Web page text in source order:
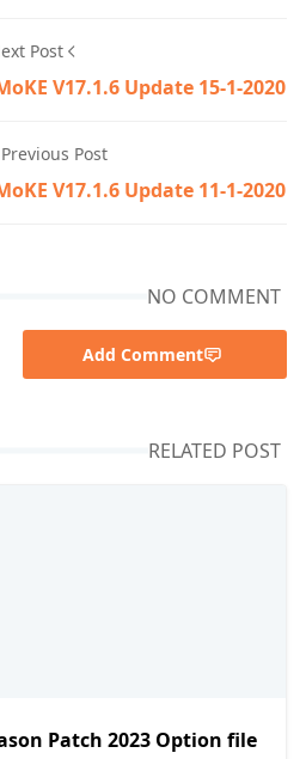
Post
V17.1.6 Update 15-1-2020
Previous Post
V17.1.6 Update 11-1-2020
NO COMMENT
Add Comment
RELATED POST
Patch 2023 Option file